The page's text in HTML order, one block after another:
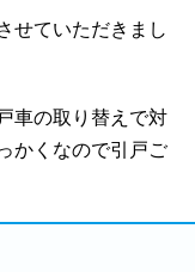
せていただきまし
車の取り替えで対
かくなので引戸ご